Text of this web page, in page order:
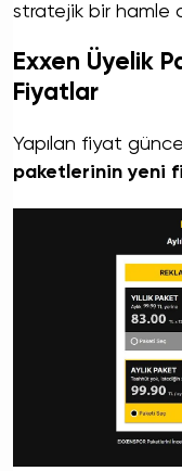
stratejik bir hamle
Exxen Üyelik
Fiyatlar
Yapılan fiyat
paketlerinin yeni